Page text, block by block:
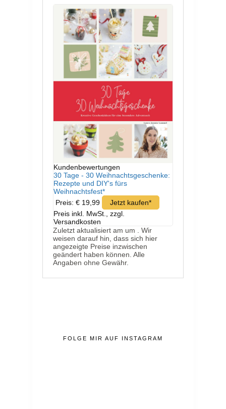
Kundenbewertungen
30 Tage - 30 Weihnachtsgeschenke:
Rezepte und DIY's fürs
Weihnachtsfest*
Preis: € 19,99
Jetzt kaufen*
Preis inkl. MwSt., zzgl.
Versandkosten
Zuletzt aktualisiert am um . Wir
weisen darauf hin, dass sich hier
angezeigte Preise inzwischen
geändert haben können. Alle
Angaben ohne Gewähr.
FOLGE MIR AUF INSTAGRAM